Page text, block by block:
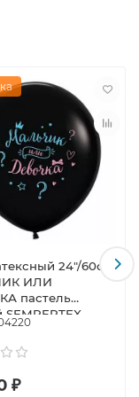
24"/60см
ИЛИ
пастель
₽